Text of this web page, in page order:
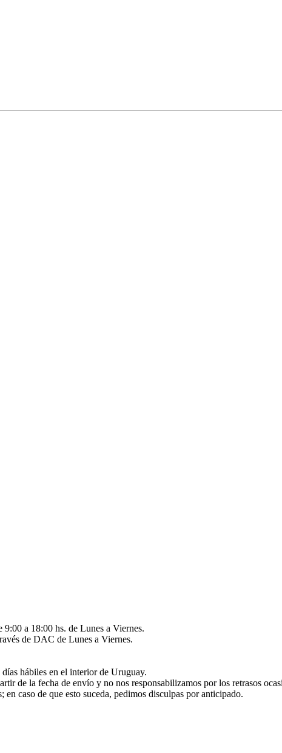
a 18:00 hs. de Lunes a Viernes.
de DAC de Lunes a Viernes.
hábiles en el interior de Uruguay.
de la fecha de envío y no nos responsabilizamos por los retrasos
caso de que esto suceda, pedimos disculpas por anticipado.